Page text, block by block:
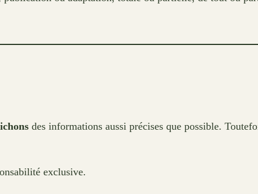
des informations aussi précises que possible.
exclusive.